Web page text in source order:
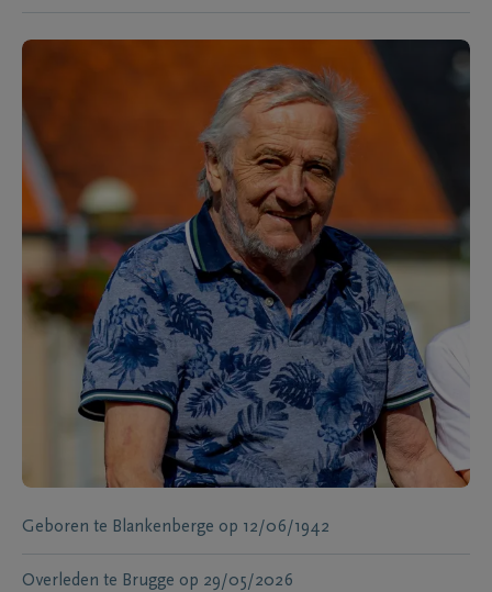
Geboren te Blankenberge op 12/06/1942
Overleden te Brugge op 29/05/2026